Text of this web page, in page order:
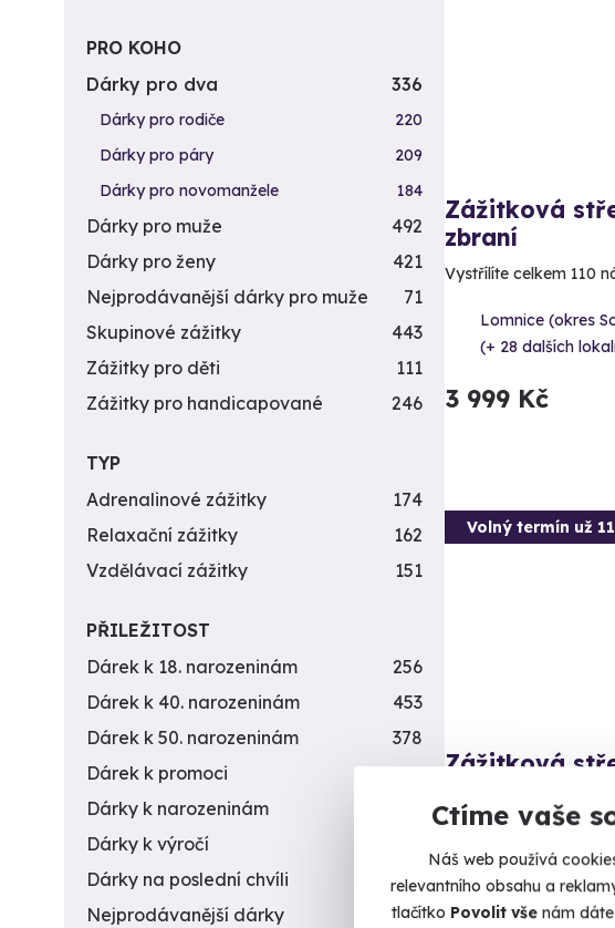
Ctíme vaše
Náš web používá
relevantního obsahu a
tlačítko Povolit vše nám
Zážitková
zbraní
Vystřílíte celkem 110
Lomnice (okres
(+ 28 dalších
3 999 Kč
Volný termín už
Zážitková
Vypálíte 13 výstřelů!
Lomnice (okres
(+ 28 dalších
PRO KOHO
Dárky pro dva
336
Dárky pro rodiče
220
Dárky pro páry
209
Dárky pro novomanžele
184
Dárky pro muže
492
Dárky pro ženy
421
Nejprodávanější dárky pro muže
71
Skupinové zážitky
443
Zážitky pro děti
111
Zážitky pro handicapované
246
TYP
Adrenalinové zážitky
174
Relaxační zážitky
162
Vzdělávací zážitky
151
PŘILEŽITOST
Dárek k 18. narozeninám
256
Dárek k 40. narozeninám
453
Dárek k 50. narozeninám
378
Dárek k promoci
245
Dárky k narozeninám
Dárky k výročí
Dárky na poslední chvíli
450
Nejprodávanější dárky
56